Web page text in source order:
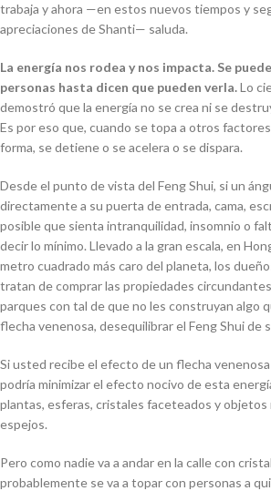
trabaja y ahora —en estos nuevos tiempos y
apreciaciones de Shanti— saluda.
La energía nos rodea y nos impacta. Se
personas hasta dicen que pueden verla.Lo
demostró que la energía no se crea ni se
Es por eso que, cuando se topa a otros
forma, se detiene o se acelera o se dispara.
Desde el punto de vista del Feng Shui, si un
directamente a su puerta de entrada, cama,
posible que sienta intranquilidad, insomnio o
decir lo mínimo. Llevado a la gran escala, en
metro cuadrado más caro del planeta, los
tratan de comprar las propiedades
parques con tal de que no les construyan algo
flecha venenosa, desequilibrar el Feng Shui de
Si usted recibe el efecto de un flecha
podría minimizar el efecto nocivo de esta
plantas, esferas, cristales faceteados y
espejos.
Pero como nadie va a andar en la calle con
probablemente se va a topar con personas a